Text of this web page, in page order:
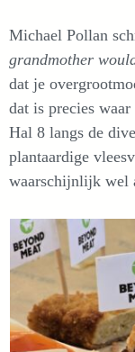
Michael Pollan
grandmother
dat je
dat is precies
Hal 8 langs de
plantaardige
waarschijnlijk wel